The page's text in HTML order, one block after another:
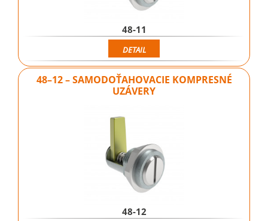
48-11
DETAIL
48–12 – SAMODOŤAHOVACIE KOMPRESNÉ
UZÁVERY
48-12